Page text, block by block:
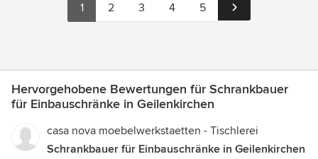
1 2 3 4 5
Hervorgehobene Bewertungen für Schrankbauer
für Einbauschränke in Geilenkirchen
casa nova moebelwerkstaetten - Tischlerei
Schrankbauer für Einbauschränke in Geilenkirchen